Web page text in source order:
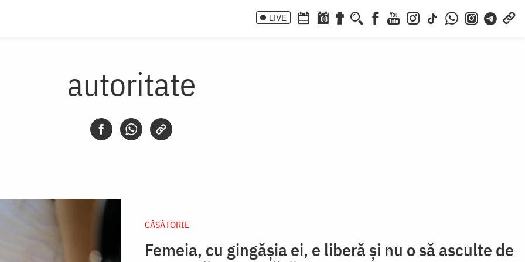
LIVE 08
autoritate
CĂSĂTORIE
Femeia, cu gingășia ei, e liberă și nu o să asculte de